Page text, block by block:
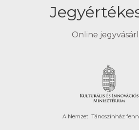
Online
A Nemzeti Táncszínház